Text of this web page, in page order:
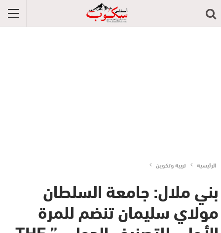
الرئيسية تربية وتكوين
بني ملال: جامعة السلطان
مولاي سليمان تنضم للمرة